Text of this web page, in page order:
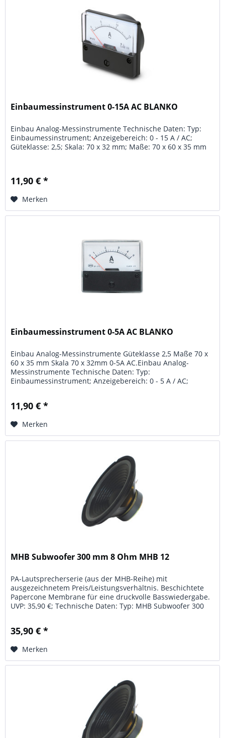
Einbaumessinstrument 0-15A AC BLANKO
Einbau Analog-Messinstrumente Technische Daten: Typ:
Einbaumessinstrument; Anzeigebereich: 0 - 15 A / AC;
Güteklasse: 2,5; Skala: 70 x 32 mm; Maße: 70 x 60 x 35 mm
11,90 € *
Merken
Einbaumessinstrument 0-5A AC BLANKO
Einbau Analog-Messinstrumente Güteklasse 2,5 Maße 70 x
60 x 35 mm Skala 70 x 32mm 0-5A AC.Einbau Analog-
Messinstrumente Technische Daten: Typ:
Einbaumessinstrument; Anzeigebereich: 0 - 5 A / AC;
11,90 € *
Merken
MHB Subwoofer 300 mm 8 Ohm MHB 12
PA-Lautsprecherserie (aus der MHB-Reihe) mit
ausgezeichnetem Preis/Leistungsverhältnis. Beschichtete
Papercone Membrane für eine druckvolle Basswiedergabe.
UVP: 35,90 €; Technische Daten: Typ: MHB Subwoofer 300
35,90 € *
Merken